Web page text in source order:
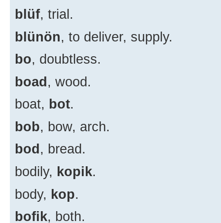
blüf, trial.
blünön, to deliver, supply.
bo, doubtless.
boad, wood.
boat, bot.
bob, bow, arch.
bod , bread.
bodily, kopik.
body, kop.
bofik, both.